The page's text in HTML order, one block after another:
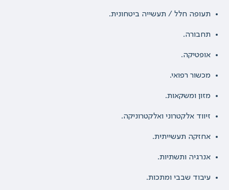
תעופה חלל / תעשייה ביטחונית.
תחבורה.
אופטיקה.
מכשור רפואי.
מזון ומשקאות.
זיווד אלקטרוני ואלקטרוניקה.
אחזקה תעשייתית.
אנרגיה ותשתיות.
עיבוד שבבי ומתכות.